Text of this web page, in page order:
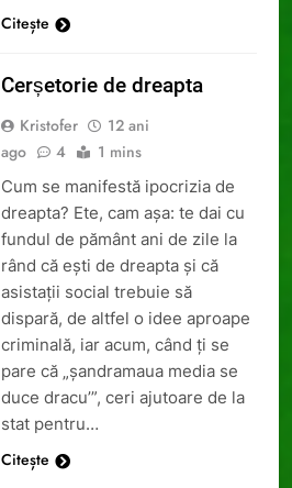
Citește
Cerșetorie de dreapta
Kristofer
12 ani
ago
4 1 mins
Cum se manifestă ipocrizia de
dreapta? Ete, cam așa: te dai cu
fundul de pământ ani de zile la
rând că ești de dreapta și că
asistații social trebuie să
dispară, de altfel o idee aproape
criminală, iar acum, când ți se
pare că „șandramaua media se
duce dracu’”, ceri ajutoare de la
stat pentru…
Citește